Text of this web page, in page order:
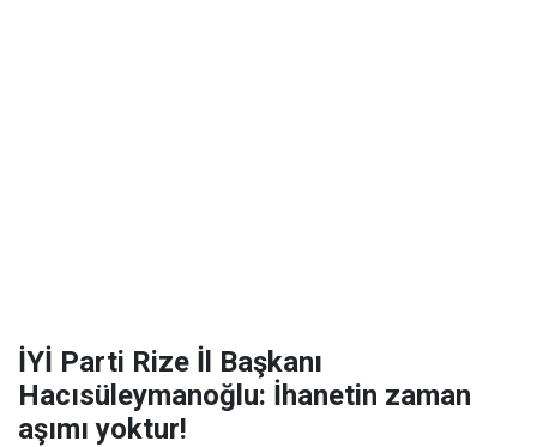
İYİ Parti Rize İl Başkanı
Hacısüleymanoğlu: İhanetin zaman
aşımı yoktur!